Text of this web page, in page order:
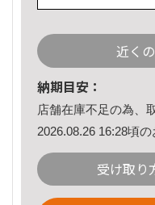
近く
納期目安：
店舗在庫不足の為、
2026.08.26 16:28頃の
受け取り